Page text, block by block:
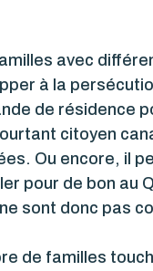
avec
à la
de résidence
citoyen
Ou encore, il
pour de bon
sont donc pas
de familles